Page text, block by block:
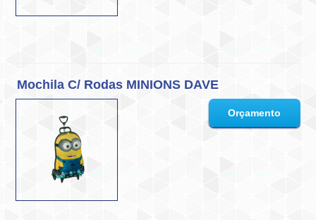
Mochila C/ Rodas MINIONS DAVE